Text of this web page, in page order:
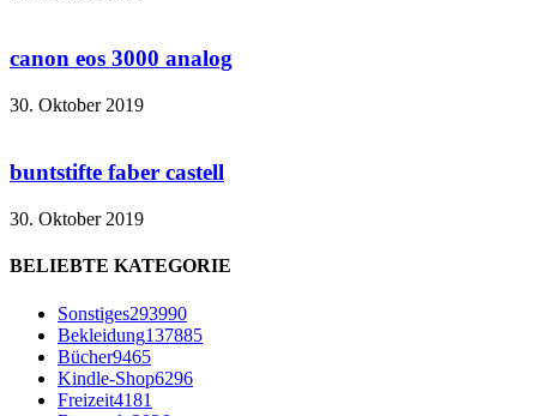
canon eos 3000 analog
30. Oktober 2019
buntstifte faber castell
30. Oktober 2019
BELIEBTE KATEGORIE
Sonstiges293990
Bekleidung137885
Bücher9465
Kindle-Shop6296
Freizeit4181